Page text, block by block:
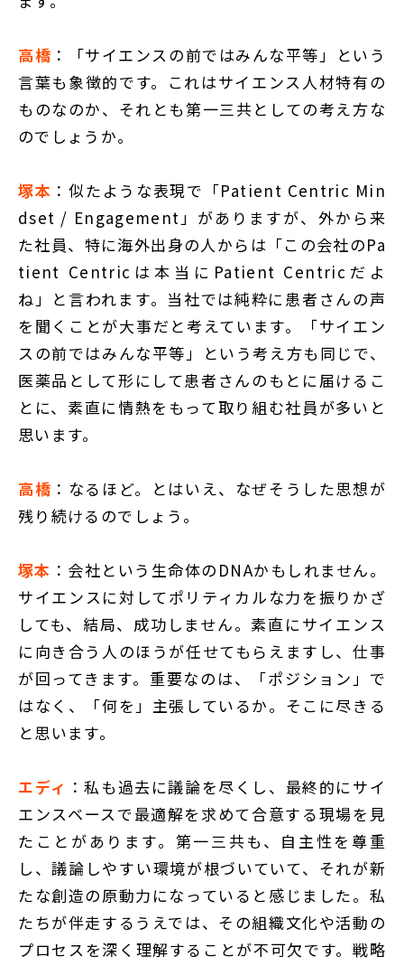
高橋 ：「サイエンスの前ではみんな平等」という
言葉も象徴的です。これはサイエンス人材特有の
ものなのか、それとも第一三共としての考え方な
のでしょうか。
塚本 ：似たような表現で「Patient Centric Min
dset / Engagement」がありますが、外から来
た社員、特に海外出身の人からは「この会社のPa
tient Centricは本当にPatient Centricだよ
ね」と言われます。当社では純粋に患者さんの声
を聞くことが大事だと考えています。「サイエン
スの前ではみんな平等」という考え方も同じで、
医薬品として形にして患者さんのもとに届けるこ
とに、素直に情熱をもって取り組む社員が多いと
思います。
高橋 ：なるほど。とはいえ、なぜそうした思想が
残り続けるのでしょう。
塚本 ：会社という生命体のDNAかもしれません。
サイエンスに対してポリティカルな力を振りかざ
しても、結局、成功しません。素直にサイエンス
に向き合う人のほうが任せてもらえますし、仕事
が回ってきます。重要なのは、「ポジション」で
はなく、「何を」主張しているか。そこに尽きる
と思います。
エディ ：私も過去に議論を尽くし、最終的にサイ
エンスベースで最適解を求めて合意する現場を見
たことがあります。第一三共も、自主性を尊重
し、議論しやすい環境が根づいていて、それが新
たな創造の原動力になっていると感じました。私
たちが伴走するうえでは、その組織文化や活動の
プロセスを深く理解することが不可欠です。戦略